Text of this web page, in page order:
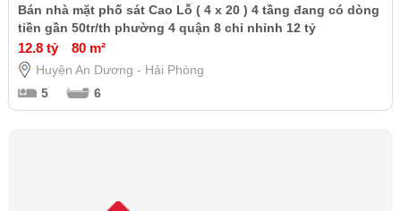
Bán nhà mặt phố sát Cao Lỗ ( 4 x 20 ) 4 tầng đang có dòng
tiền gần 50tr/th phường 4 quận 8 chỉ nhỉnh 12 tỷ
12.8 tỷ 80 m²
Huyện An Dương - Hải Phòng
5
6